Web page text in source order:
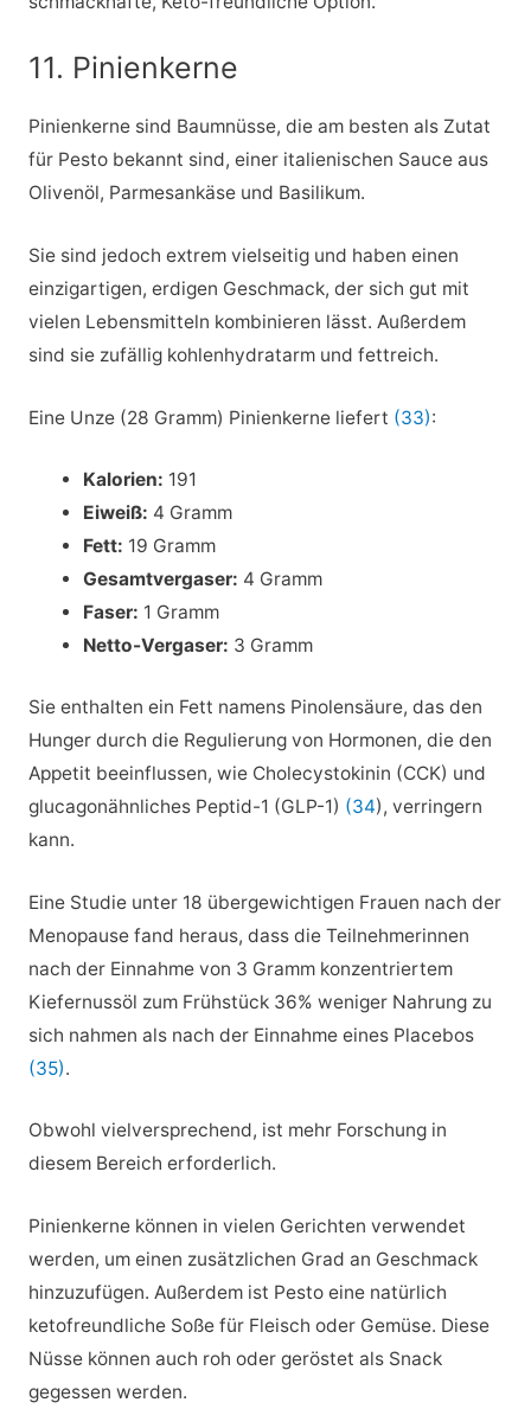
11. Pinienkerne
Pinienkerne sind Baumnüsse, die am besten als Zutat
für Pesto bekannt sind, einer italienischen Sauce aus
Olivenöl, Parmesankäse und Basilikum.
Sie sind jedoch extrem vielseitig und haben einen
einzigartigen, erdigen Geschmack, der sich gut mit
vielen Lebensmitteln kombinieren lässt. Außerdem
sind sie zufällig kohlenhydratarm und fettreich.
Eine Unze (28 Gramm) Pinienkerne liefert (33):
Kalorien: 191
Eiweiß: 4 Gramm
Fett: 19 Gramm
Gesamtvergaser: 4 Gramm
Faser: 1 Gramm
Netto-Vergaser: 3 Gramm
Sie enthalten ein Fett namens Pinolensäure, das den
Hunger durch die Regulierung von Hormonen, die den
Appetit beeinflussen, wie Cholecystokinin (CCK) und
glucagonähnliches Peptid-1 (GLP-1) (34), verringern
kann.
Eine Studie unter 18 übergewichtigen Frauen nach der
Menopause fand heraus, dass die Teilnehmerinnen
nach der Einnahme von 3 Gramm konzentriertem
Kiefernussöl zum Frühstück 36% weniger Nahrung zu
sich nahmen als nach der Einnahme eines Placebos
(35).
Obwohl vielversprechend, ist mehr Forschung in
diesem Bereich erforderlich.
Pinienkerne können in vielen Gerichten verwendet
werden, um einen zusätzlichen Grad an Geschmack
hinzuzufügen. Außerdem ist Pesto eine natürlich
ketofreundliche Soße für Fleisch oder Gemüse. Diese
Nüsse können auch roh oder geröstet als Snack
gegessen werden.